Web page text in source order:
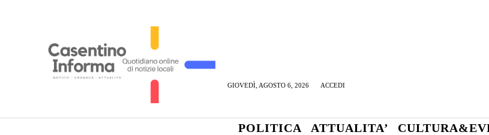
GIOVEDÌ, AGOSTO 6, 2026 ACCEDI
POLITICA ATTUALITA’